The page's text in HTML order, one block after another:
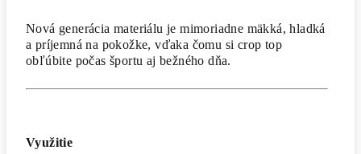
Nová generácia materiálu je mimoriadne mäkká, hladká
a príjemná na pokožke, vďaka čomu si crop top
obľúbite počas športu aj bežného dňa.
Využitie